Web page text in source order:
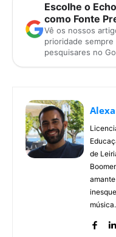
Escolhe o
como Fonte
Vê os nossos
prioridade sempre
pesquisares no
de
música.